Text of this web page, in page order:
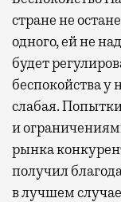
стране не
одного, ей не
будет
беспокойства у
слабая.
и
рынка
получил
в лучшем